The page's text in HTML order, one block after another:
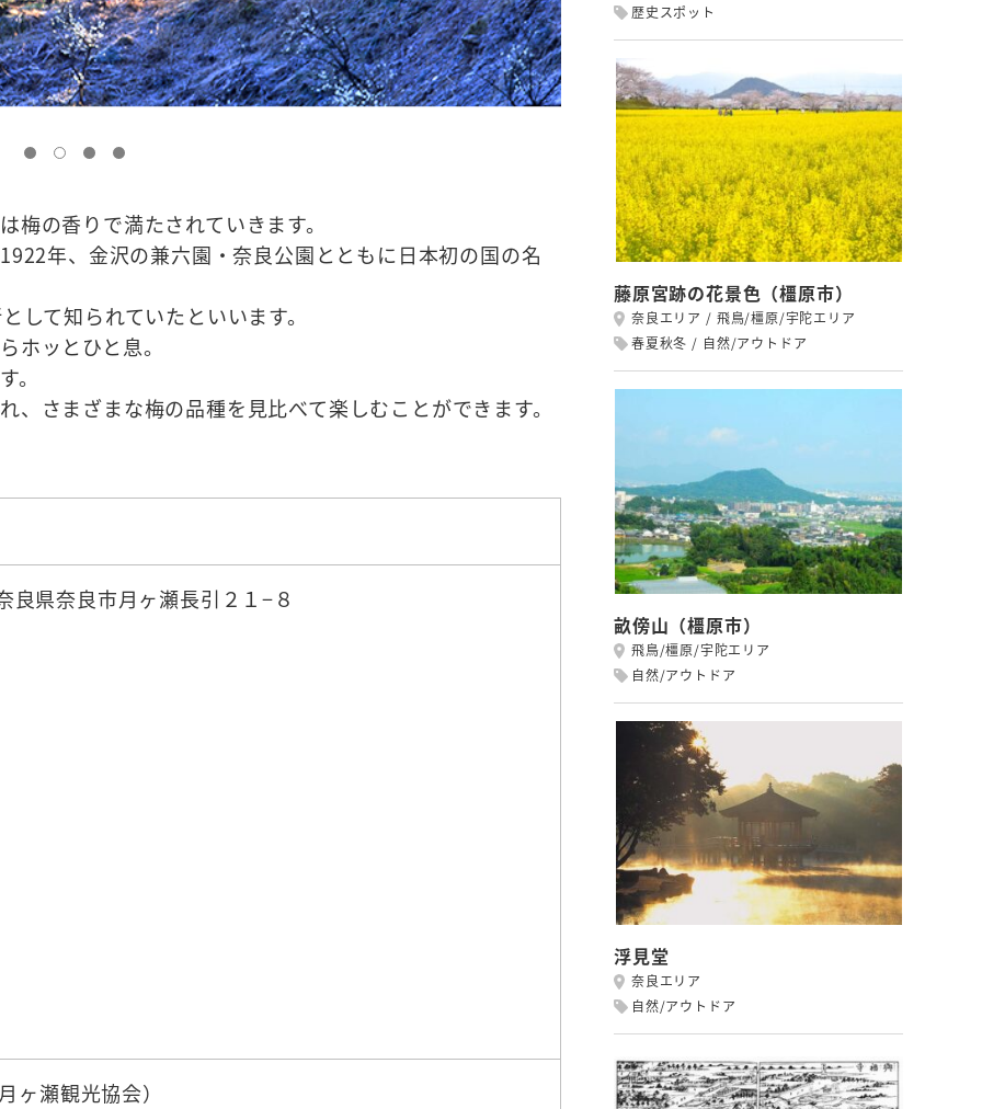
の香りで満たされていきます。
年、金沢の兼六園・奈良公園とともに日本初の国の名
して知られていたといいます。
ホッとひと息。
。
さまざまな梅の品種を見比べて楽しむことができます。
県奈良市月ヶ瀬長引２１−８
ヶ瀬観光協会）
歴史スポット
藤原宮跡の花景色（橿原市）
奈良エリア
飛鳥/橿原/宇陀エリア
春夏秋冬
自然/アウトドア
畝傍山（橿原市）
飛鳥/橿原/宇陀エリア
自然/アウトドア
浮見堂
奈良エリア
自然/アウトドア